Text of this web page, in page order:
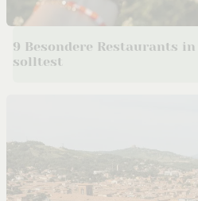
9 Besondere Restaurants
solltest